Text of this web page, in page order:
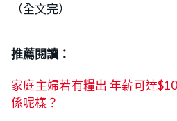
（全文完）
推薦閱讀：
家庭主婦若有糧出 年薪可達
係呢樣？